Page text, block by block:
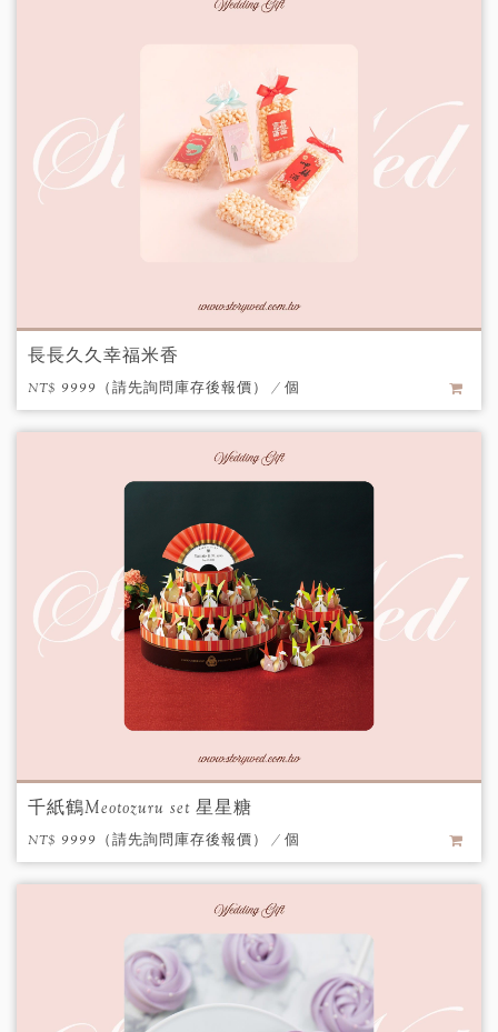
長長久久幸福米香
NT$ 9999（請先詢問庫存後報價） / 個
千紙鶴Meotozuru set 星星糖
NT$ 9999（請先詢問庫存後報價） / 個